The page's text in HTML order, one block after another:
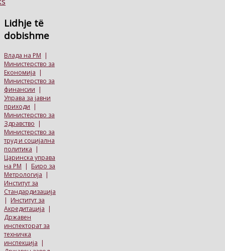
Lidhje të
dobishme
Влада на РМ |
Министерство за
Економија |
Министерство за
финансии |
Управа за јавни
приходи |
Министерство за
Здравство |
Министерство за
труд и социјална
политика |
Царинска управа
на РМ | Биро за
Метрологија |
Институт за
Стандардизација
| Институт за
Акредитација |
Државен
инспекторат за
техничка
инспекција |